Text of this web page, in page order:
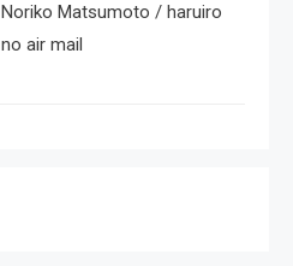
Noriko Matsumoto / haruiro
no air mail